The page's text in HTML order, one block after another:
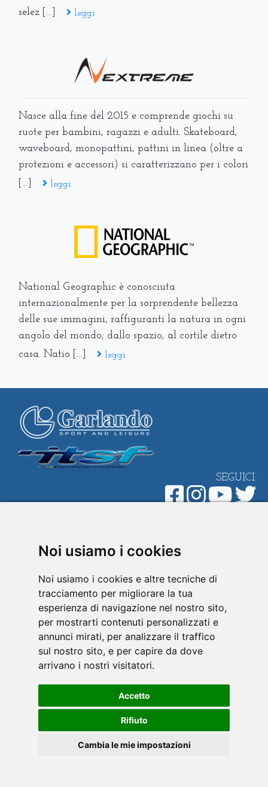
Noi usiamo i cookies
Noi usiamo i cookies e altre tecniche di
tracciamento per migliorare la tua
esperienza di navigazione nel nostro sito,
per mostrarti contenuti personalizzati e
annunci mirati, per analizzare il traffico
sul nostro sito, e per capire da dove
arrivano i nostri visitatori.
Accetto
Rifiuto
Cambia le mie impostazioni
selez [...]
leggi
Nasce alla fine del 2015 e comprende giochi su
ruote per bambini, ragazzi e adulti. Skateboard,
waveboard, monopattini, pattini in linea (oltre a
protezioni e accessori) si caratterizzano per i colori
[...]
leggi
National Geographic è conosciuta
internazionalmente per la sorprendente bellezza
delle sue immagini, raffiguranti la natura in ogni
angolo del mondo; dallo spazio, al cortile dietro
casa. Natio [...]
leggi
SEGUICI:
Play&Communicate
/ Design & Style
Webstores
/ Contatti / Normativa cookies
Privacy Policy
/ Whistleblowing
© 2022 Garlando Sports & Leisure
Garlando S.p.A. - P.Iva: 01055180069 Ufficio del
Registro delle Imprese presso la CCIAA di
Alessandria - REA 138588 - Capitale Sociale €